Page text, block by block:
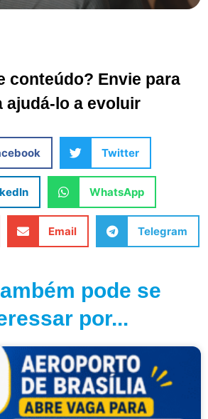
conteúdo? Envie para
ajudá-lo a evoluir
Twitter
WhatsApp
Email Telegram
pode se
por...